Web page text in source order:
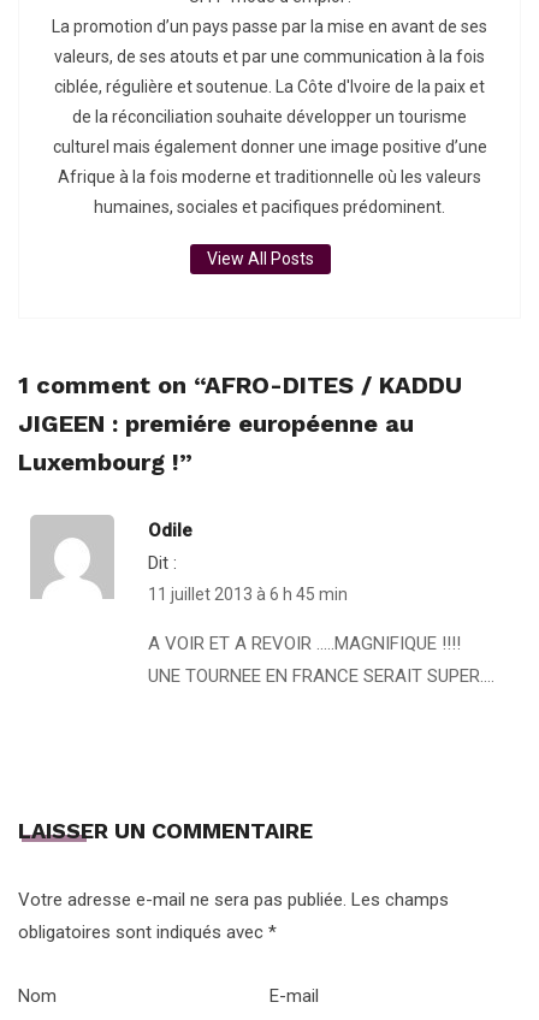
La promotion d’un pays passe par la mise en avant de ses
valeurs, de ses atouts et par une communication à la fois
ciblée, régulière et soutenue. La Côte d'Ivoire de la paix et
de la réconciliation souhaite développer un tourisme
culturel mais également donner une image positive d’une
Afrique à la fois moderne et traditionnelle où les valeurs
humaines, sociales et pacifiques prédominent.
View All Posts
1 comment on “AFRO-DITES / KADDU
JIGEEN : premiére européenne au
Luxembourg !”
Odile
Dit :
11 juillet 2013 à 6 h 45 min
A VOIR ET A REVOIR …..MAGNIFIQUE !!!!
UNE TOURNEE EN FRANCE SERAIT SUPER….
LAISSER UN COMMENTAIRE
Votre adresse e-mail ne sera pas publiée. Les champs
obligatoires sont indiqués avec *
Nom E-mail